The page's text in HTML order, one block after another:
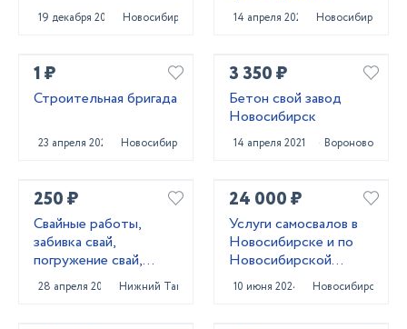
19 декабря 2023 Новосибирск 14 апреля 2022 Новосибирск
1 ₽
Строительная бригада
23 апреля 2024 Новосибирск
3 350 ₽
Бетон свой завод
Новосибирск
14 апреля 2021 Вороново
250 ₽
Свайные работы,
забивка свай,
погружение свай,
сваебойные работы,
свайный фундамент
28 апреля 2022 Нижний Тагил
24 000 ₽
Услуги самосвалов в
Новосибирске и по
Новосибирской
области
10 июня 2024 Новосибирск